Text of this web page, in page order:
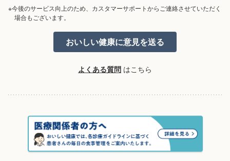
※今後のサービス向上のため、カスタマーサポートからご連絡させていただく
場合もございます。
よくある質問 はこちら